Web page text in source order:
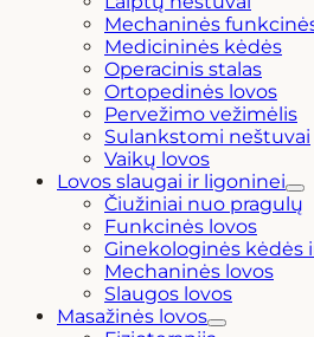
Mechaninės
Medicininės kėdės
Operacinis stalas
Ortopedinės lovos
Pervežimo vežimėlis
Sulankstomi neštuvai
Vaikų lovos
Lovos slaugai ir ligoninei
Čiužiniai nuo pragulų
Funkcinės lovos
Ginekologinės kėdės
Mechaninės lovos
Slaugos lovos
Masažinės lovos